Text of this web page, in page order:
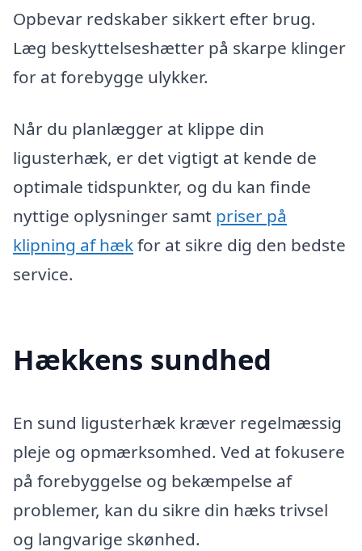
Opbevar redskaber sikkert efter brug.
Læg beskyttelseshætter på skarpe klinger
for at forebygge ulykker.
Når du planlægger at klippe din
ligusterhæk, er det vigtigt at kende de
optimale tidspunkter, og du kan finde
nyttige oplysninger samt priser på
klipning af hækfor at sikre dig den bedste
service.
Hækkens sundhed
En sund ligusterhæk kræver regelmæssig
pleje og opmærksomhed. Ved at fokusere
på forebyggelse og bekæmpelse af
problemer, kan du sikre din hæks trivsel
og langvarige skønhed.